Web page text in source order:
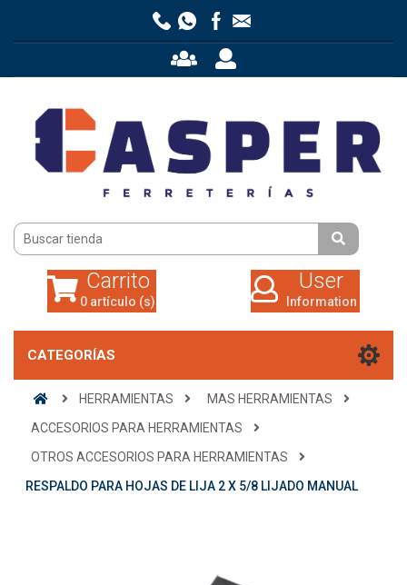
0 artículo (s)
Carrito
0 artículo (s)
User
Information
CATEGORÍAS
HERRAMIENTAS
MAS HERRAMIENTAS
ACCESORIOS PARA HERRAMIENTAS
OTROS ACCESORIOS PARA HERRAMIENTAS
RESPALDO PARA HOJAS DE LIJA 2 X 5/8 LIJADO MANUAL